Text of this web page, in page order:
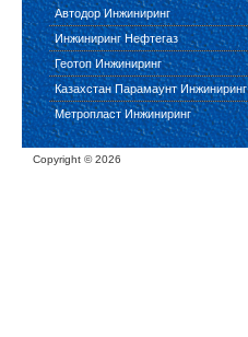
Автодор Инжиниринг
Инжиниринг Нефтегаз
Геотоп Инжиниринг
Казахстан Парамаунт Инжиниринг
Метропласт Инжиниринг
Copyright ©2026